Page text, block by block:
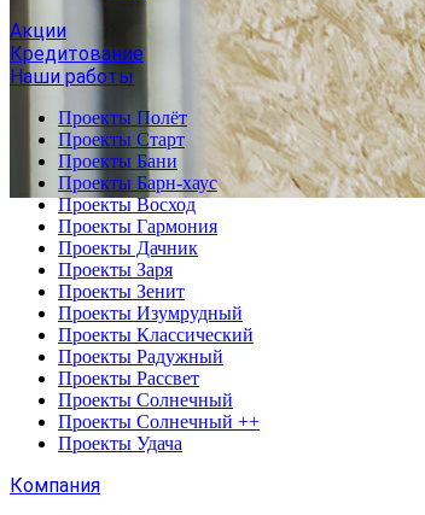
Акции
Кредитование
Наши работы
Проекты Полёт
Проекты Старт
Проекты Бани
Проекты Барн-хаус
Проекты Восход
Проекты Гармония
Проекты Дачник
Проекты Заря
Проекты Зенит
Проекты Изумрудный
Проекты Классический
Проекты Радужный
Проекты Рассвет
Проекты Солнечный
Проекты Солнечный ++
Проекты Удача
Компания